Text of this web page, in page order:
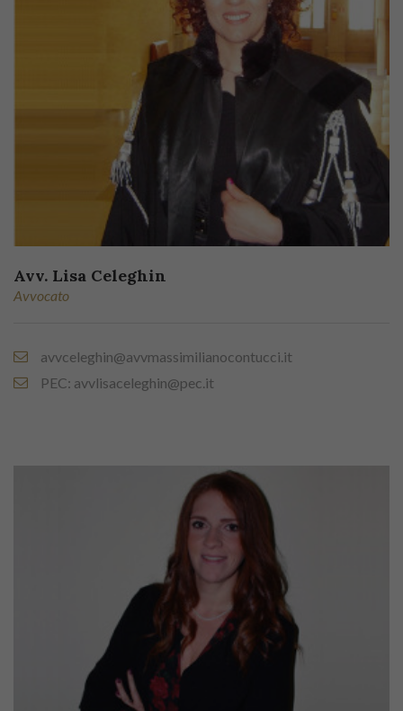
Avv. Lisa Celeghin
Avvocato
avvceleghin@avvmassimilianocontucci.it
PEC: avvlisaceleghin@pec.it